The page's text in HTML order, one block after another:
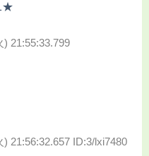
) 21:55:33.799
) 21:56:32.657 ID:3/lxi7480